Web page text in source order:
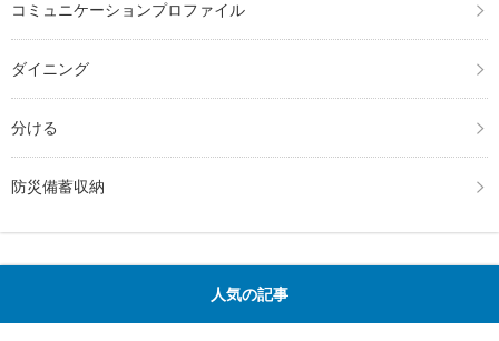
コミュニケーションプロファイル
ダイニング
分ける
防災備蓄収納
人気の記事